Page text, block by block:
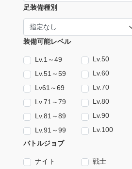
足装備種別
装備可能レベル
Lv.1～49
Lv.50
Lv.51～59
Lv.60
Lv61～69
Lv.70
Lv.71～79
Lv.80
Lv.81～89
Lv.90
Lv.91～99
Lv.100
バトルジョブ
ナイト
戦士